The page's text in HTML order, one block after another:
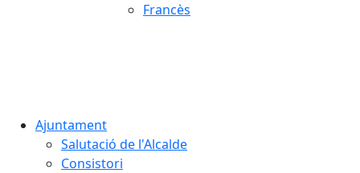
Francès
Ajuntament
Salutació de l'Alcalde
Consistori